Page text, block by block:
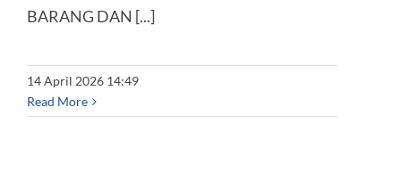
BARANG DAN [...]
14 April 2026 14:49
Read More